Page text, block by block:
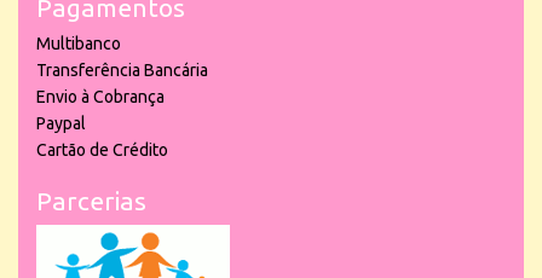
Pagamentos
Multibanco
Transferência Bancária
Envio à Cobrança
Paypal
Cartão de Crédito
Parcerias